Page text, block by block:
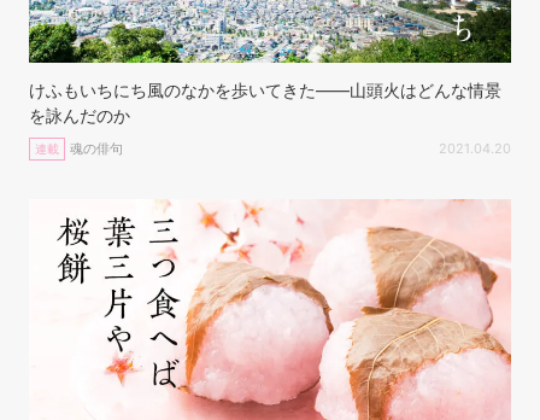
けふもいちにち風のなかを歩いてきた——山頭火はどんな情景
を詠んだのか
連載 魂の俳句 2021.04.20